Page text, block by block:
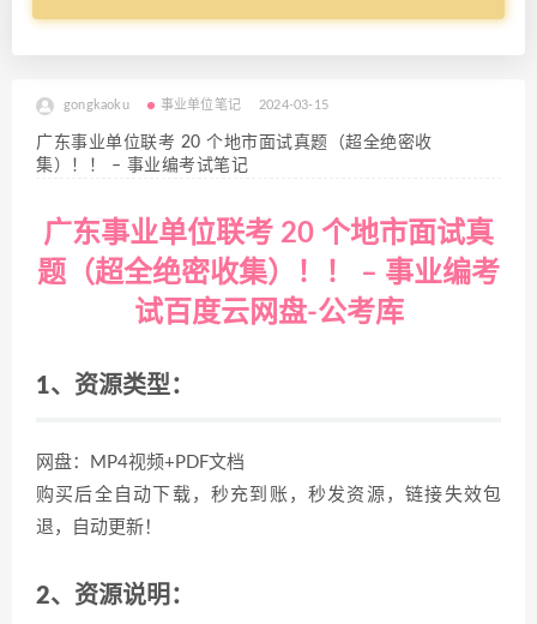
gongkaoku 事业单位笔记 2024-03-15
广东事业单位联考 20 个地市面试真题（超全绝密收
集）！！ – 事业编考试笔记
广东事业单位联考 20 个地市面试真
题（超全绝密收集）！！ – 事业编考
试百度云网盘-公考库
1、资源类型：
网盘：MP4视频+PDF文档
购买后全自动下载，秒充到账，秒发资源，链接失效包
退，自动更新！
2、资源说明：